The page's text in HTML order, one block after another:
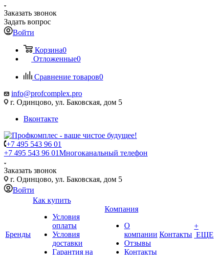
Заказать звонок
Задать вопрос
Войти
Корзина0
Отложенные0
Сравнение товаров0
info@profcomplex.pro
г. Одинцово, ул. Баковская, дом 5
Вконтакте
+7 495 543 96 01
+7 495 543 96 01Многоканальный телефон
Заказать звонок
г. Одинцово, ул. Баковская, дом 5
Войти
Бренды
Как купить
Условия
оплаты
Условия
доставки
Гарантия на
Компания
О
компании
Отзывы
Контакты
Контакты
+
ЕЩЕ